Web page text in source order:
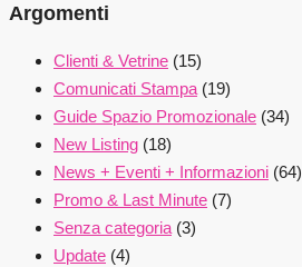
Argomenti
Clienti & Vetrine (15)
Comunicati Stampa (19)
Guide Spazio Promozionale (34)
New Listing (18)
News + Eventi + Informazioni (64)
Promo & Last Minute (7)
Senza categoria (3)
Update (4)